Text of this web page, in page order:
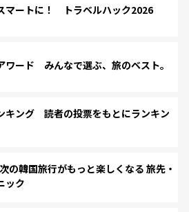
マートに！ トラベルハック2026
ワード みんなで選ぶ、旅のベスト。
キング 読者の投票をもとにランキン
韓国旅行がもっと楽しくなる 旅先・
ック